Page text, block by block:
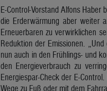
E-Control-Vorstand Alfons Haber
die Erderwärmung aber weiter
Erneuerbaren zu verwirklichen
Reduktion der Emissionen.
nun auch in den Frühlings- und
den Energieverbrauch zu
Energiespar-Check der E-
Wege zu Fuß oder mit dem